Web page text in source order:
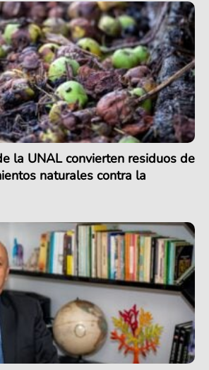
la UNAL convierten residuos de
naturales contra la